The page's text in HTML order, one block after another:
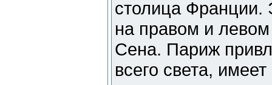
столица Франции.
на правом и левом
Сена. Париж
всего света,